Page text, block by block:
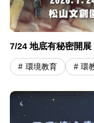
7/24 地底有秘密開
環境教育 環